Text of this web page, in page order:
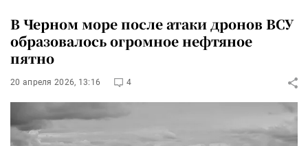
В Черном море после атаки дронов ВСУ
образовалось огромное нефтяное
пятно
20 апреля 2026, 13:16 4